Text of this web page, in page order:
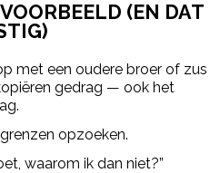
(EN DAT
met een oudere broer of zus
gedrag — ook het
opzoeken.
waarom ik dan niet?”